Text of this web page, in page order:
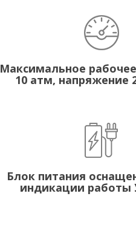
Максимальное
10 атм, напряжение
Блок питания
индикации работы